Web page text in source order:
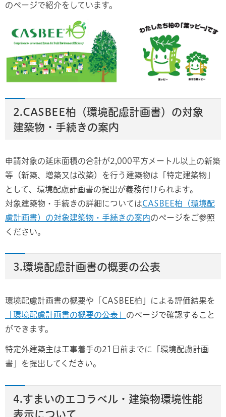
のページで紹介をしています。
2.CASBEE柏（環境配慮計画書）の対象
建築物・手続きの案内
申請対象の延床面積の合計が2,000平方メートル以上の新築
等（新築、増築又は改築）を行う建築物は「特定建築物」
として、環境配慮計画書の提出が義務付けられます。
対象建築物・手続きの詳細についてはCASBEE柏（環境配
慮計画書）の対象建築物・手続きの案内のページをご参照
ください。
3.環境配慮計画書の概要の公表
環境配慮計画書の概要や「CASBEE柏」による評価結果を
「環境配慮計画書の概要の公表」 のページで確認すること
ができます。
特定外建築主は工事着手の21日前までに「環境配慮計画
書」を提出してください。
4.すまいのエコラベル・建築物環境性能
表示について